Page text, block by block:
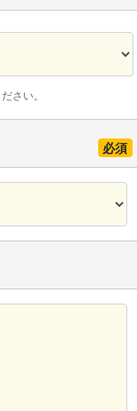
さい。
必須